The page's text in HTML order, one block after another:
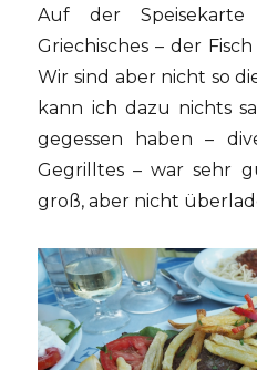
Auf der
Griechisches – der
Wir sind aber nicht so
kann ich dazu nichts
gegessen haben –
Gegrilltes – war sehr
groß, aber nicht